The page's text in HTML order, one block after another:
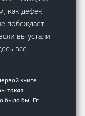
как дефект
побеждает
вы устали
все
книге
такая
было бы. Гг